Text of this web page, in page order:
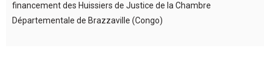
financement des Huissiers de Justice de la Chambre
Départementale de Brazzaville (Congo)